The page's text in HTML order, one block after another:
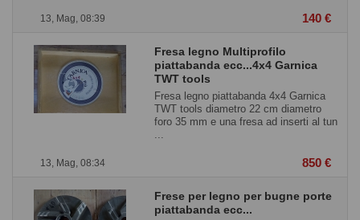
13, Mag, 08:39 140 €
13, Mag, 08:34
Fresa legno Multiprofilo
piattabanda ecc...4x4 Garnica
TWT tools
Fresa legno piattabanda 4x4 Garnica
TWT tools diametro 22 cm diametro
foro 35 mm e una fresa ad inserti al tun
...
850 €
Frese per legno per bugne porte
piattabanda ecc...